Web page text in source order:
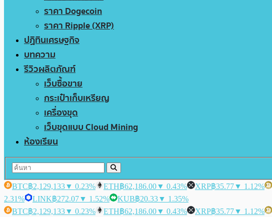
ราคา Dogecoin
ราคา Ripple (XRP)
ปฏิทินเศรษฐกิจ
บทความ
รีวิวผลิตภัณฑ์
เว็บซื้อขาย
กระเป๋าเก็บเหรียญ
เครื่องขุด
เว็บขุดแบบ Cloud Mining
ห้องเรียน
BTC฿2,129,133▼ 0.23% ETH฿62,186.00▼ 0.43% XRP฿35.77▼ 1.12%
2.31%
LINK฿272.07▼ 1.52% KUB฿20.33▼ 1.35%
BTC฿2,129,133▼ 0.23% ETH฿62,186.00▼ 0.43% XRP฿35.77▼ 1.12%